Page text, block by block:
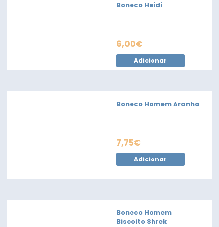
Boneco Heidi
6,00€
Adicionar
Boneco Homem Aranha
7,75€
Adicionar
Boneco Homem
Biscoito Shrek